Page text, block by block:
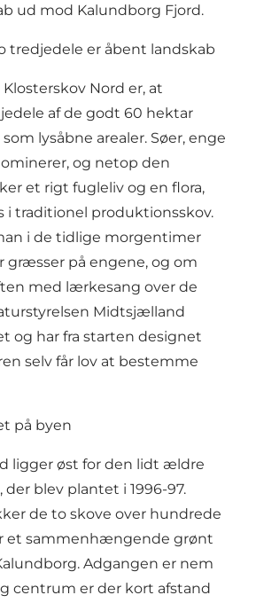
ud mod Kalundborg Fjord.
tredjedele er åbent landskab
Nord er, at
af de godt 60 hektar
lysåbne arealer. Søer, enge
og netop den
et rigt fugleliv og en flora,
i traditionel produktionsskov.
i de tidlige morgentimer
græsser på engene, og om
med lærkesang over de
Midtsjælland
og har fra starten designet
selv får lov at bestemme
på byen
ligger øst for den lidt ældre
der blev plantet i 1996-97.
de to skove over hundrede
et sammenhængende grønt
Adgangen er nem
centrum er der kort afstand